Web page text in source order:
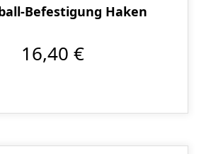
Befestigung Haken
16,40 €